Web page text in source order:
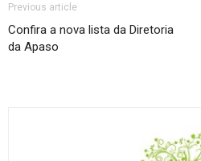
Previous article
Confira a nova lista da Diretoria
da Apaso